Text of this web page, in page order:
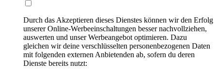
Durch das Akzeptieren dieses Dienstes können wir den Erfolg
unserer Online-Werbeeinschaltungen besser nachvollziehen,
auswerten und unser Werbeangebot optimieren. Dazu
gleichen wir deine verschlüsselten personenbezogenen Daten
mit folgenden externen Anbietenden ab, sofern du deren
Dienste bereits nutzt: